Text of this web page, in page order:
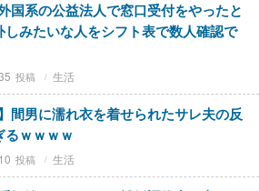
国系の公益法人で窓口受付をやったと
しみたいな人をシフト表で数人確認で
生活
間男に濡れ衣を着せられたサレ夫の反
ｗｗｗｗ
生活